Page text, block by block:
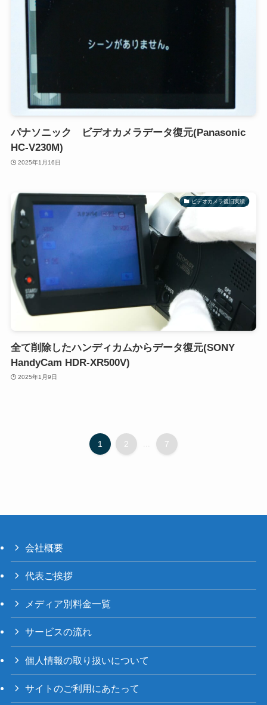
パナソニック ビデオカメラデータ復元(Panasonic
HC-V230M)
2025年1月16日
ビデオカメラ復旧実績
全て削除したハンディカムからデータ復元(SONY
HandyCam HDR-XR500V)
2025年1月9日
1 2 7
会社概要
代表ご挨拶
メディア別料金一覧
サービスの流れ
個人情報の取り扱いについて
サイトのご利用にあたって